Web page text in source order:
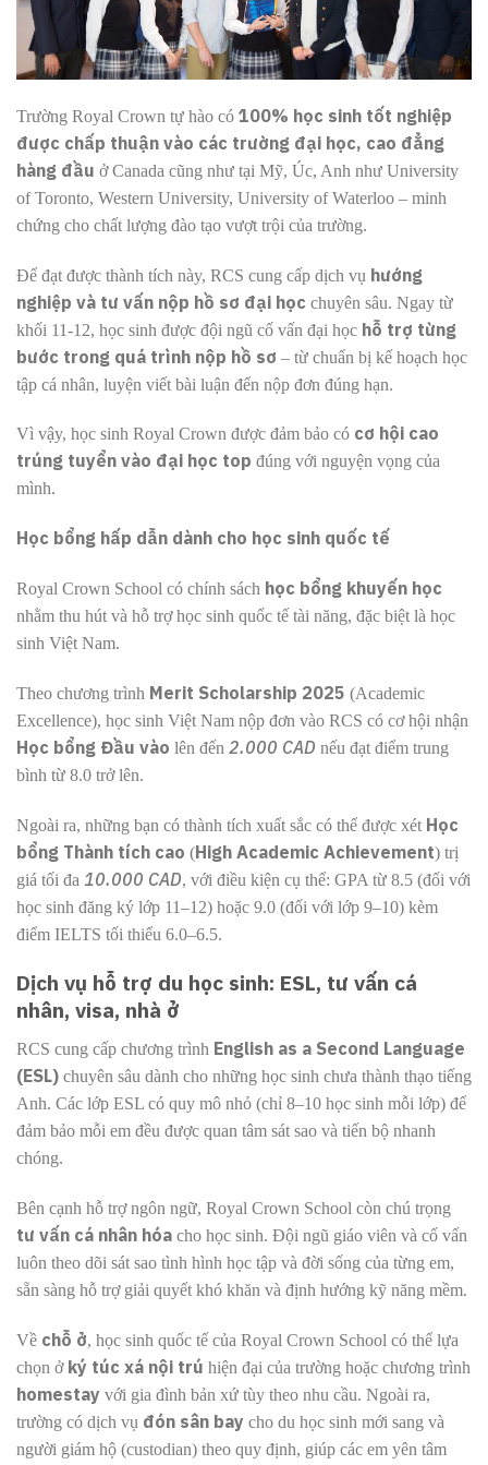
Trường Royal Crown tự hào có 100% học sinh tốt nghiệp
được chấp thuận vào các trường đại học, cao đẳng
hàng đầu ở Canada cũng như tại Mỹ, Úc, Anh như University
of Toronto, Western University, University of Waterloo – minh
chứng cho chất lượng đào tạo vượt trội của trường.
Để đạt được thành tích này, RCS cung cấp dịch vụ hướng
nghiệp và tư vấn nộp hồ sơ đại học chuyên sâu. Ngay từ
khối 11-12, học sinh được đội ngũ cố vấn đại học hỗ trợ từng
bước trong quá trình nộp hồ sơ – từ chuẩn bị kế hoạch học
tập cá nhân, luyện viết bài luận đến nộp đơn đúng hạn.
Vì vậy, học sinh Royal Crown được đảm bảo có cơ hội cao
trúng tuyển vào đại học top đúng với nguyện vọng của
mình.
Học bổng hấp dẫn dành cho học sinh quốc tế
Royal Crown School có chính sách học bổng khuyến học
nhằm thu hút và hỗ trợ học sinh quốc tế tài năng, đặc biệt là học
sinh Việt Nam.
Theo chương trình Merit Scholarship 2025 (Academic
Excellence), học sinh Việt Nam nộp đơn vào RCS có cơ hội nhận
Học bổng Đầu vào lên đến 2.000 CAD nếu đạt điểm trung
bình từ 8.0 trở lên.
Ngoài ra, những bạn có thành tích xuất sắc có thể được xét Học
bổng Thành tích cao (High Academic Achievement) trị
giá tối đa 10.000 CAD, với điều kiện cụ thể: GPA từ 8.5 (đối với
học sinh đăng ký lớp 11–12) hoặc 9.0 (đối với lớp 9–10) kèm
điểm IELTS tối thiểu 6.0–6.5.
Dịch vụ hỗ trợ du học sinh: ESL, tư vấn cá
nhân, visa, nhà ở
RCS cung cấp chương trình English as a Second Language
(ESL) chuyên sâu dành cho những học sinh chưa thành thạo tiếng
Anh. Các lớp ESL có quy mô nhỏ (chỉ 8–10 học sinh mỗi lớp) để
đảm bảo mỗi em đều được quan tâm sát sao và tiến bộ nhanh
chóng.
Bên cạnh hỗ trợ ngôn ngữ, Royal Crown School còn chú trọng
tư vấn cá nhân hóa cho học sinh. Đội ngũ giáo viên và cố vấn
luôn theo dõi sát sao tình hình học tập và đời sống của từng em,
sẵn sàng hỗ trợ giải quyết khó khăn và định hướng kỹ năng mềm.
Về chỗ ở, học sinh quốc tế của Royal Crown School có thể lựa
chọn ở ký túc xá nội trú hiện đại của trường hoặc chương trình
homestay với gia đình bản xứ tùy theo nhu cầu. Ngoài ra,
trường có dịch vụ đón sân bay cho du học sinh mới sang và
người giám hộ (custodian) theo quy định, giúp các em yên tâm